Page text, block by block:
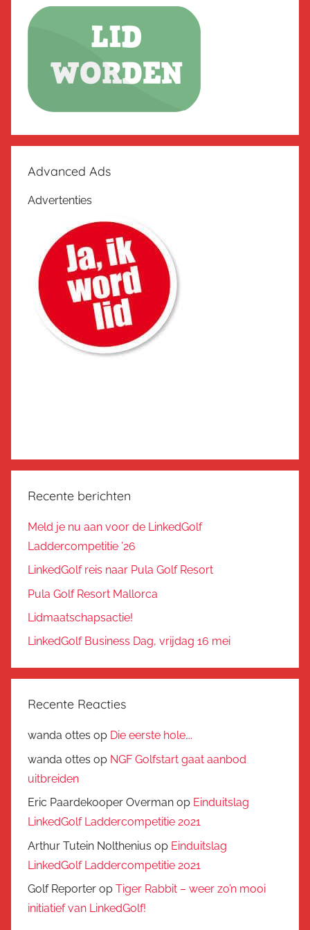
Advanced Ads
Advertenties
Recente berichten
Meld je nu aan voor de LinkedGolf
Laddercompetitie ’26
LinkedGolf reis naar Pula Golf Resort
Pula Golf Resort Mallorca
Lidmaatschapsactie!
LinkedGolf Business Dag, vrijdag 16 mei
Recente Reacties
wanda ottes op Die eerste hole….
wanda ottes op NGF Golfstart gaat aanbod
uitbreiden
Eric Paardekooper Overman op Einduitslag
LinkedGolf Laddercompetitie 2021
Arthur Tutein Nolthenius op Einduitslag
LinkedGolf Laddercompetitie 2021
Golf Reporter op Tiger Rabbit – weer zo’n mooi
initiatief van LinkedGolf!